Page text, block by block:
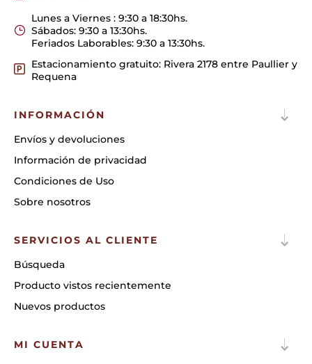
Lunes a Viernes : 9:30 a 18:30hs.
Sábados: 9:30 a 13:30hs.
Feriados Laborables: 9:30 a 13:30hs.
Estacionamiento gratuito: Rivera 2178 entre Paullier y
Requena
INFORMACIÓN
Envíos y devoluciones
Información de privacidad
Condiciones de Uso
Sobre nosotros
SERVICIOS AL CLIENTE
Búsqueda
Producto vistos recientemente
Nuevos productos
MI CUENTA